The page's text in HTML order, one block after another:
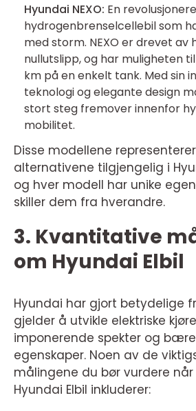
Hyundai NEXO: En
hydrogenbrenselcellebil som
med storm. NEXO er drevet av
nullutslipp, og har muligheten
km på en enkelt tank. Med sin
teknologi og elegante design
stort steg fremover innenfor
mobilitet.
Disse modellene
alternativene tilgjengelig i
og hver modell har unike
skiller dem fra hverandre.
3. Kvantitative
om Hyundai Elbil
Hyundai har gjort betydelige
gjelder å utvikle elektriske
imponerende spekter og
egenskaper. Noen av de
målingene du bør vurdere
Hyundai Elbil inkluderer: